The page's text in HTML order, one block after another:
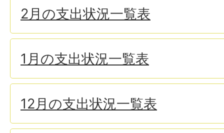
2月の支出状況一覧表
1月の支出状況一覧表
12月の支出状況一覧表